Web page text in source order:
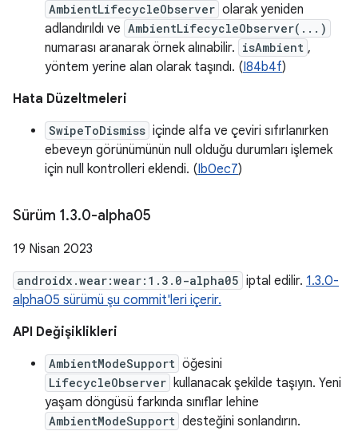
AmbientLifecycleObserver olarak yeniden
adlandırıldı ve AmbientLifecycleObserver(...)
numarası aranarak örnek alınabilir. isAmbient ,
yöntem yerine alan olarak taşındı. (I84b4f)
Hata Düzeltmeleri
SwipeToDismiss içinde alfa ve çeviri sıfırlanırken
ebeveyn görünümünün null olduğu durumları işlemek
için null kontrolleri eklendi. (Ib0ec7)
Sürüm 1.3.0-alpha05
19 Nisan 2023
androidx.wear:wear:1.3.0-alpha05 iptal edilir. 1.3.0-
alpha05 sürümü şu commit'leri içerir.
API Değişiklikleri
AmbientModeSupport öğesini
LifecycleObserver kullanacak şekilde taşıyın. Yeni
yaşam döngüsü farkında sınıflar lehine
AmbientModeSupport desteğini sonlandırın.